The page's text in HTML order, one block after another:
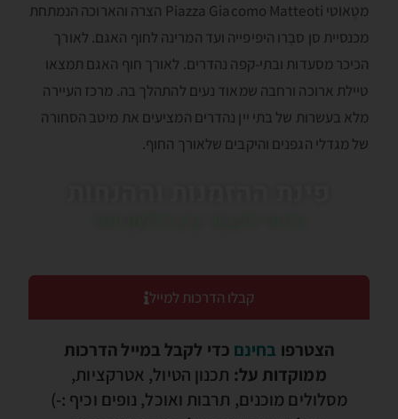
מטֶאוֺטי Piazza Giacomo Matteoti הצרה והארוכה הנמתחת
מכנסיית סן סבֶרו היפיפייה ועד המרינה לחוף האגם. לאורך
הכיכר מסעדות ובתי-קפה נהדרים. לאורך חוף האגם תמצאו
טיילת ארוכה ורחבה שמאוד נעים להתהלך בה. מרכז העיירה
מלא בעשרות של בתי יין נהדרים המציעים את מיטב הסחורה
של מגדלי הגפנים והיקבים שלאורך החוף.
קבלו הדרכות למייל
הצטרפו בחינם כדי לקבל במייל הדרכות
ממוקדות על: תכנון הטיול, אטרקציות,
מסלולים מוכנים, תרבות ואוכל, נופים וכיף :-)